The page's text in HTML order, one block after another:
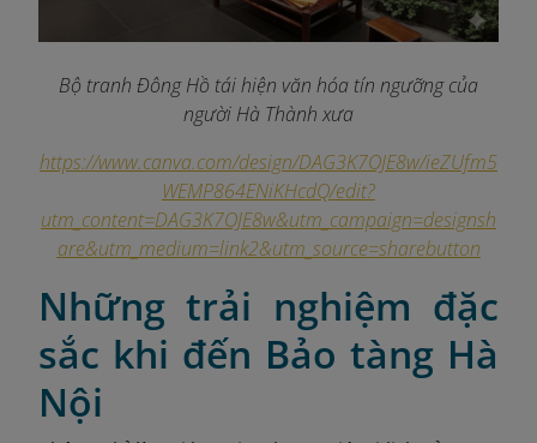
Bộ tranh Đông Hồ tái hiện văn hóa tín ngưỡng của
người Hà Thành xưa
https://www.canva.com/design/DAG3K7OJE8w/ieZUfm5
WEMP864ENiKHcdQ/edit?
utm_content=DAG3K7OJE8w&utm_campaign=designsh
are&utm_medium=link2&utm_source=sharebutton
Những trải nghiệm đặc
sắc khi đến Bảo tàng Hà
Nội